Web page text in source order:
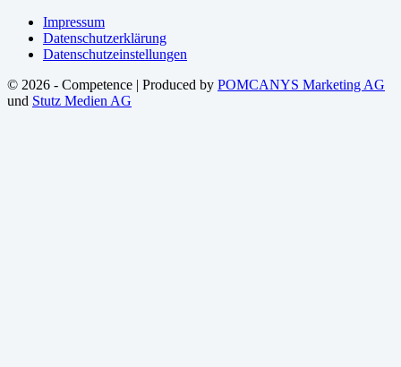
Impressum
Datenschutzerklärung
Datenschutzeinstellungen
© 2026 - Competence | Produced by POMCANYS Marketing AG
und Stutz Medien AG